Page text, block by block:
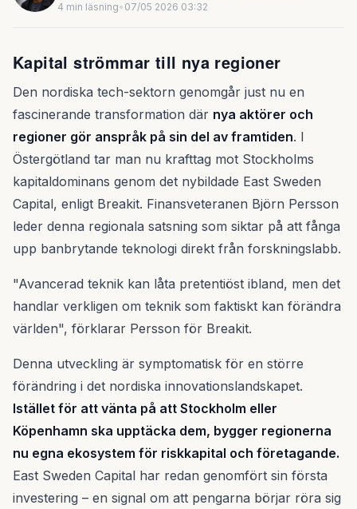
4 min läsning• 07/05 2026 03:32
Kapital strömmar till nya regioner
Den nordiska tech-sektorn genomgår just nu en
fascinerande transformation där nya aktörer och
regioner gör anspråk på sin del av framtiden. I
Östergötland tar man nu krafttag mot Stockholms
kapitaldominans genom det nybildade East Sweden
Capital, enligt Breakit. Finansveteranen Björn Persson
leder denna regionala satsning som siktar på att fånga
upp banbrytande teknologi direkt från forskningslabb.
"Avancerad teknik kan låta pretentiöst ibland, men det
handlar verkligen om teknik som faktiskt kan förändra
världen", förklarar Persson för Breakit.
Denna utveckling är symptomatisk för en större
förändring i det nordiska innovationslandskapet.
Istället för att vänta på att Stockholm eller
Köpenhamn ska upptäcka dem, bygger regionerna
nu egna ekosystem för riskkapital och företagande.
East Sweden Capital har redan genomfört sin första
investering – en signal om att pengarna börjar röra sig